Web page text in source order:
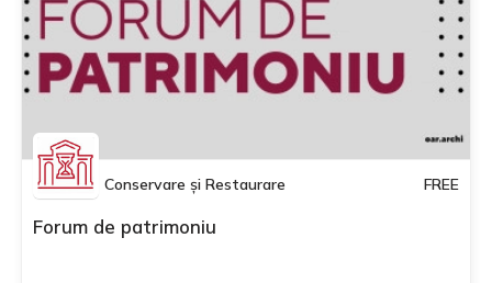
Conservare și Restaurare FREE
Forum de patrimoniu